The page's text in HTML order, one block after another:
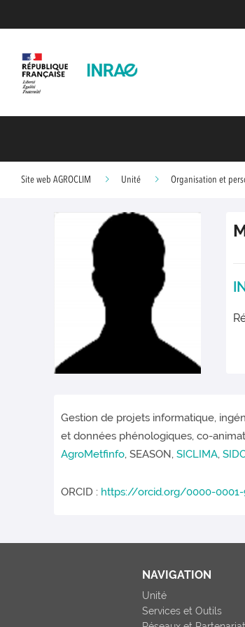
Site web AGROCLIM Unité Organisation et
Gestion de projets informatique,
et données phénologiques, co-
AgroMetfinfo, SEASON, SICLIMA,
ORCID : https://orcid.org/0000-0001-
NAVIGATION
Unité
Services et Outils